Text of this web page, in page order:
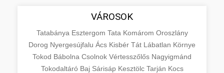
VÁROSOK
Tatabánya Esztergom Tata Komárom Oroszlány
Dorog Nyergesújfalu Ács Kisbér Tát Lábatlan Környe
Tokod Bábolna Csolnok Vértesszőlős Nagyigmánd
Tokodaltáró Baj Sárisáp Kesztölc Tarján Kocs